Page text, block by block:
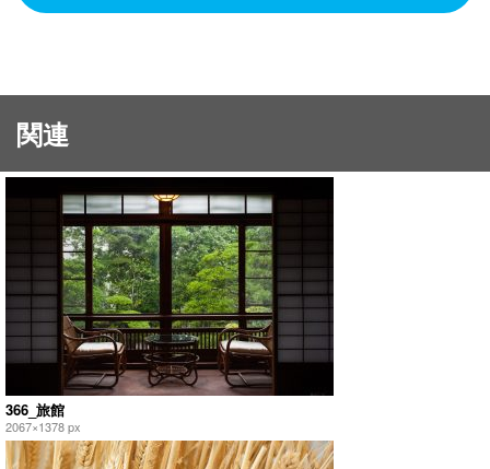
関連
366_旅館
2067×1378 px